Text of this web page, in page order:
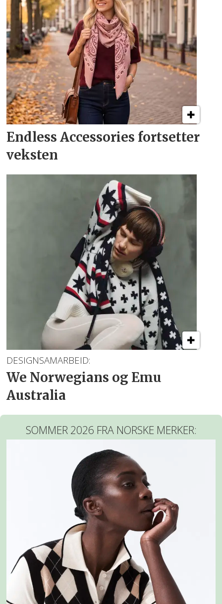
Endless Accessories fortsetter
veksten
DESIGNSAMARBEID:
We Norwegians og Emu
Australia
SOMMER 2026 FRA NORSKE MERKER: